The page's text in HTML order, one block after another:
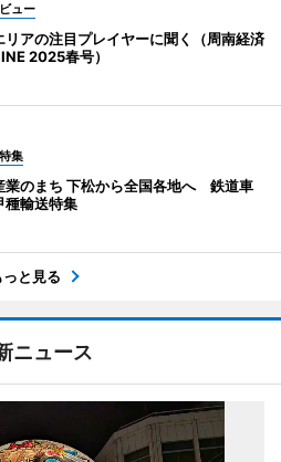
ュー
リアの注目プレイヤーに聞く（周南経済
2025春号）
集
業のまち 下松から全国各地へ 鉄道車
種輸送特集
っと見る
ニュース